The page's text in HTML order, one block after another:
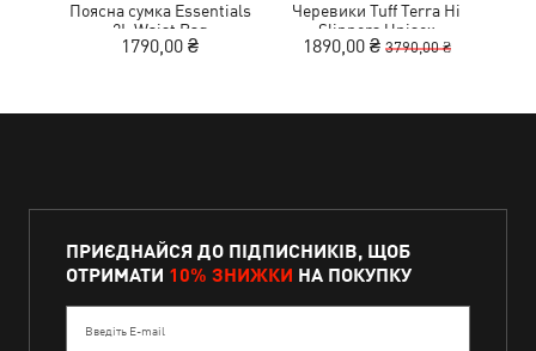
Поясна сумка Essentials
2L Waist Bag
1790,00 ₴
Черевики Tuff Terra Hi
Slippers Unisex
1890,00 ₴ 3790,00 ₴
ПРИЄДНАЙСЯ ДО ПІДПИСНИКІВ, ЩОБ
ОТРИМАТИ 10% ЗНИЖКИ НА ПОКУПКУ
Введіть E-mail